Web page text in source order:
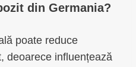
din Germania?
poate reduce
deoarece influențează